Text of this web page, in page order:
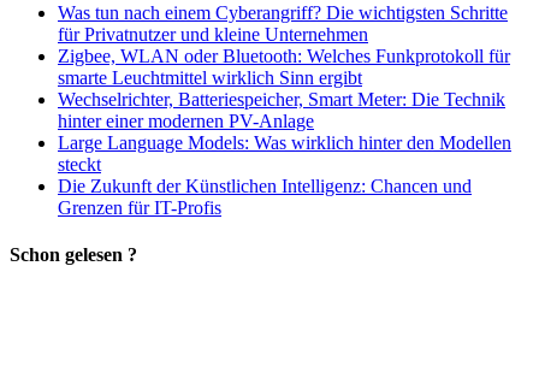
Was tun nach einem Cyberangriff? Die wichtigsten Schritte
für Privatnutzer und kleine Unternehmen
Zigbee, WLAN oder Bluetooth: Welches Funkprotokoll für
smarte Leuchtmittel wirklich Sinn ergibt
Wechselrichter, Batteriespeicher, Smart Meter: Die Technik
hinter einer modernen PV-Anlage
Large Language Models: Was wirklich hinter den Modellen
steckt
Die Zukunft der Künstlichen Intelligenz: Chancen und
Grenzen für IT-Profis
Schon gelesen ?